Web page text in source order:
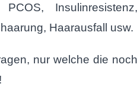
Insulinresistenz,
Haarausfall usw.
nur welche die noch